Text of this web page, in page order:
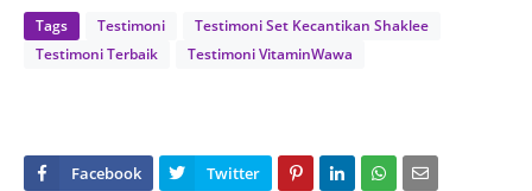
Tags Testimoni
Testimoni Set Kecantikan Shaklee
Testimoni Terbaik
Testimoni VitaminWawa